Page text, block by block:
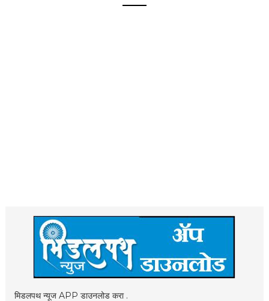
मिडलपथ न्यूज APP डाउनलोड करा .